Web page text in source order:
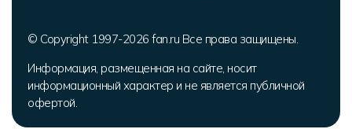
© Copyright 1997-2026 fan.ru Все права защищены.
Информация, размещенная на сайте, носит
информационный характер и не является публичной
офертой.